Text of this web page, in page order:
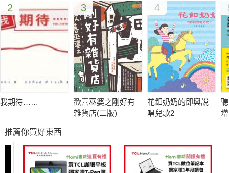
途中，他們深入五彩繽紛的珊瑚礁區，與形形色色的生物交流互
從小丑魚、海獺、魟魚、海龜，到搬運專家的拳師蟹……
在探訪與發現驚奇的過程中，他們似乎逐漸描繪失蹤事件輪廓，
但案情仍疑團重重，
就在案件陷入膠著時，遠方竟傳來神祕又痛苦的哀鳴聲──
原來這不只是失蹤案，更牽涉到整個海洋環境的警訊！
走！快跟著達克比一起潛進海底世界，
2
我期待……
3
歡喜巫婆之剛好有
雜貨店(二版)
4
花釦奶奶的即興說
唱兒歌2
推薦你買好東西